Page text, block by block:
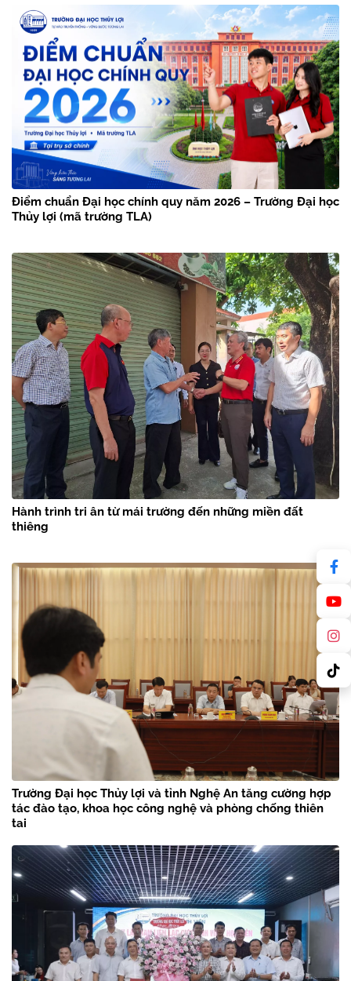
Điểm chuẩn Đại học chính quy năm 2026 – Trường Đại học
Thủy lợi (mã trường TLA)
Hành trình tri ân từ mái trường đến những miền đất
thiêng
Trường Đại học Thủy lợi và tỉnh Nghệ An tăng cường hợp
tác đào tạo, khoa học công nghệ và phòng chống thiên
tai